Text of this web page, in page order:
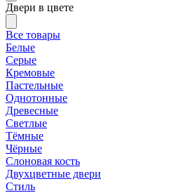
Двери в цвете
Все товары
Белые
Серые
Кремовые
Пастельные
Однотонные
Древесные
Светлые
Тёмные
Чёрные
Слоновая кость
Двухцветные двери
Стиль